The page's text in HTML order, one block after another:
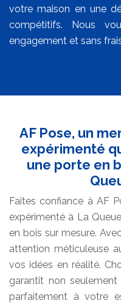
votre maison en une
compétitifs. Nous
engagement et sans
AF Pose, un
expérimenté
une porte en
Faites confiance à AF
expérimenté à La
en bois sur mesure.
attention méticuleuse
vos idées en réalité.
garantit non
parfaitement à votre